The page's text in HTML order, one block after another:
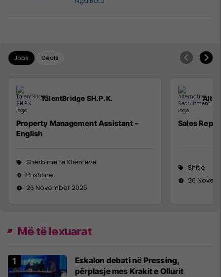
Jobs Deals
TalentBridge SH.P.K.
Property Management Assistant –
English
Shërbime te Klientëve
Prishtinë
26 November 2025
Sales
Shitje
26
Më të lexuarat
Eskalon debati në Pressing,
përplasje mes Krakit e Ollurit